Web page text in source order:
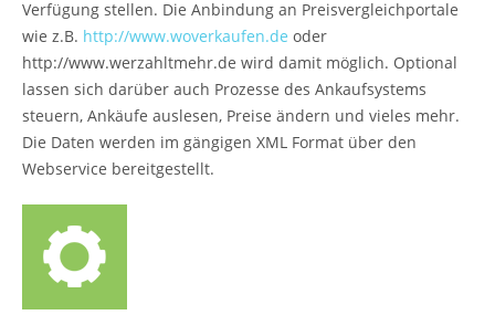
Verfügung stellen. Die Anbindung an Preisvergleichportale
wie z.B. http://www.woverkaufen.de oder
http://www.werzahltmehr.de wird damit möglich. Optional
lassen sich darüber auch Prozesse des Ankaufsystems
steuern, Ankäufe auslesen, Preise ändern und vieles mehr.
Die Daten werden im gängigen XML Format über den
Webservice bereitgestellt.